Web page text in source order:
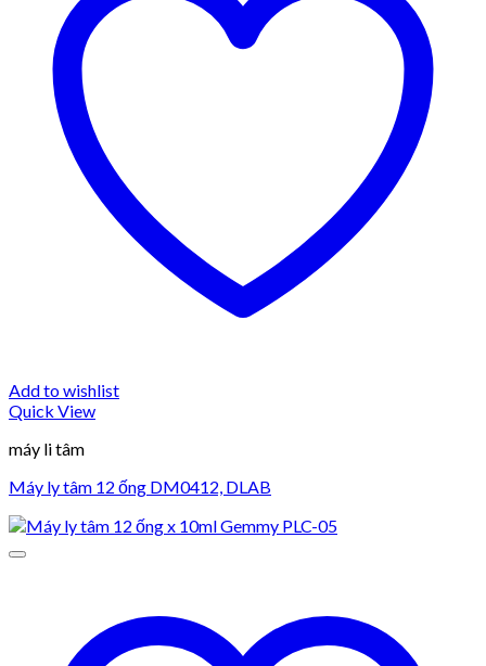
Add to wishlist
Quick View
máy li tâm
Máy ly tâm 12 ống DM0412, DLAB